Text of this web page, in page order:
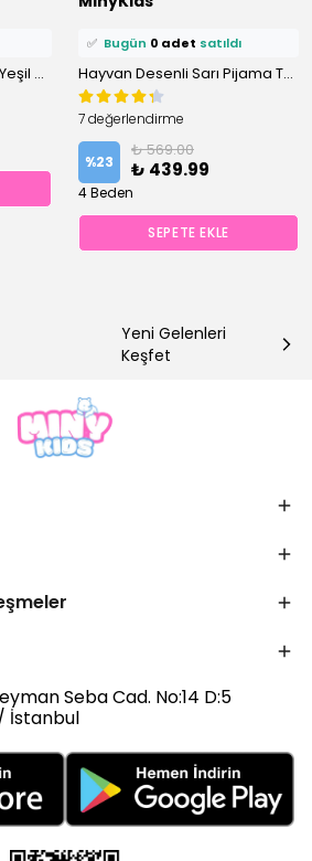
(3-10 Yaş) Aslan Desen Yeşil Önden Düğmeli Şortlu Erkek Çocuk Pijama Takım
0 kişi
✅ Bugün 0 adet satıldı
Hayvan Desenli Sarı Pijama Takımı
7 değerlendirme
%23
₺ 569.00
₺ 439.99
4 Beden
SEPETE EKLE
Yeni Gelenleri
Keşfet
Seba Cad. No:14 D:5
İstanbul